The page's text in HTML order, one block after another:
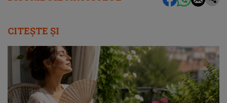
CITEȘTE ȘI